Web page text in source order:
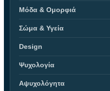
Μόδα & Ομορφιά
Σώμα & Υγεία
Design
Ψυχολογία
Αψυχολόγητα